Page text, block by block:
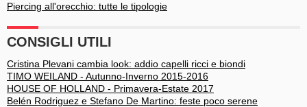
Piercing all'orecchio: tutte le tipologie
CONSIGLI UTILI
Cristina Plevani cambia look: addio capelli ricci e biondi
TIMO WEILAND - Autunno-Inverno 2015-2016
HOUSE OF HOLLAND - Primavera-Estate 2017
Belén Rodriguez e Stefano De Martino: feste poco serene